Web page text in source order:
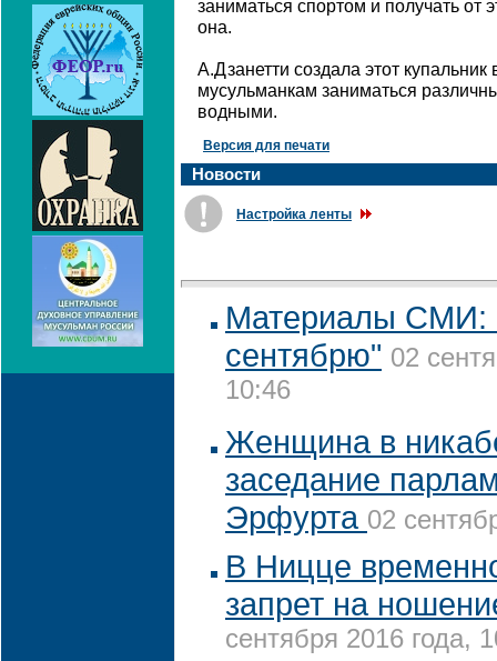
заниматься спортом и получать от
она.
А.Дзанетти создала этот купальник
мусульманкам заниматься
водными.
Версия для печати
Новости
Настройка ленты
Материалы СМИ:
сентябрю" 02
10:46
Женщина в
заседание
Эрфурта 02
В Ницце
запрет на
сентября 2016 года,